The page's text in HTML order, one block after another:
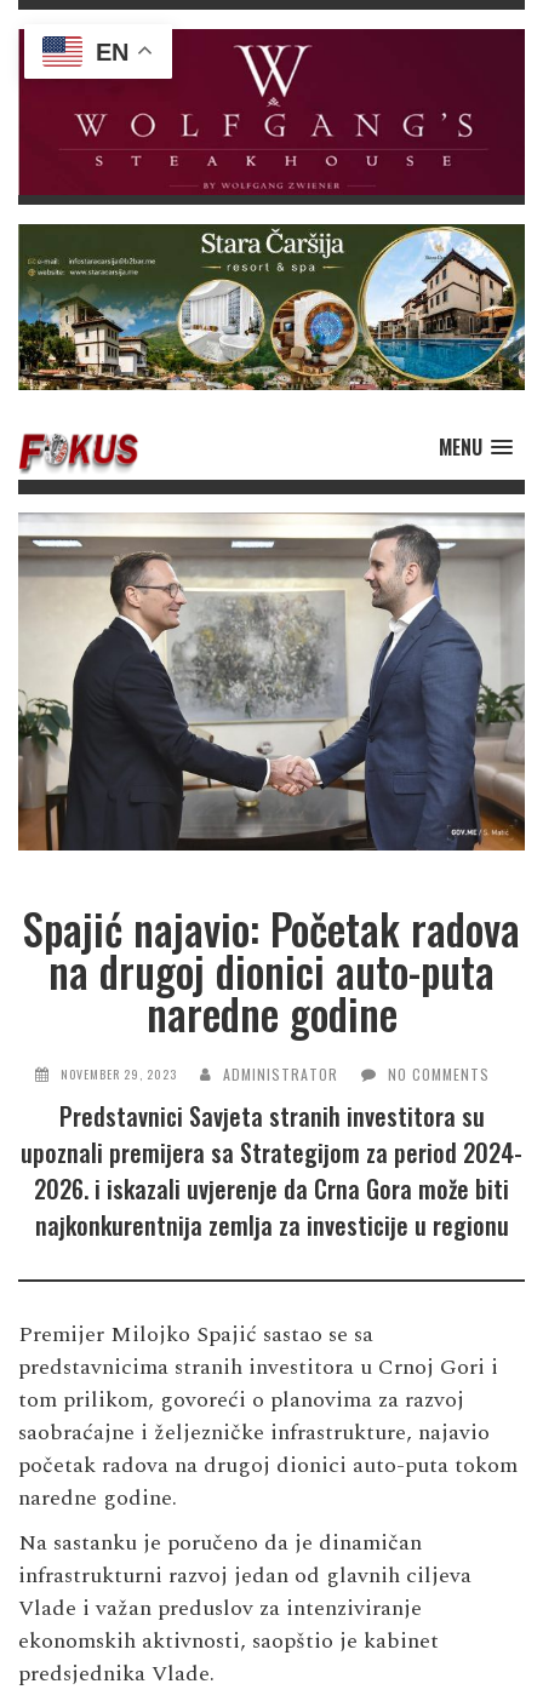
MENU
Spajić najavio: Početak radova
na drugoj dionici auto-puta
naredne godine
NOVEMBER 29, 2023 ADMINISTRATOR NO COMMENTS
Predstavnici Savjeta stranih investitora su
upoznali premijera sa Strategijom za period 2024-
2026. i iskazali uvjerenje da Crna Gora može biti
najkonkurentnija zemlja za investicije u regionu
Premijer Milojko Spajić sastao se sa
predstavnicima stranih investitora u Crnoj Gori i
tom prilikom, govoreći o planovima za razvoj
saobraćajne i željezničke infrastrukture, najavio
početak radova na drugoj dionici auto-puta tokom
naredne godine.
Na sastanku je poručeno da je dinamičan
infrastrukturni razvoj jedan od glavnih ciljeva
Vlade i važan preduslov za intenziviranje
ekonomskih aktivnosti, saopštio je kabinet
predsjednika Vlade.
EN